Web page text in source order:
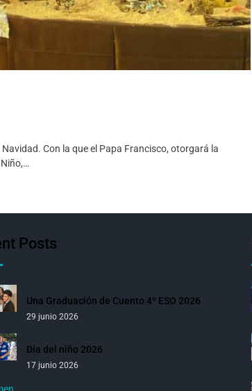
Con la que el Papa Francisco, otorgará la
Posts
Una Graduación de Cuento 4º ESO 2026
29 junio 2026
Día del niño 2026
17 junio 2026